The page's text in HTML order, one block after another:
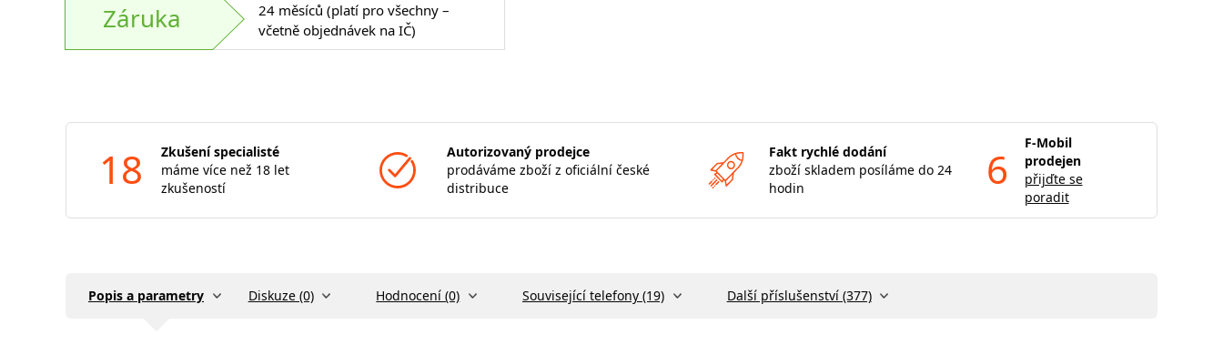
Záruka
24 měsíců (platí pro všechny –
včetně objednávek na IČ)
18
Zkušení specialisté
máme více než 18 let
zkušeností
Autorizovaný prodejce
prodáváme zboží z oficiální české
distribuce
Fakt rychlé dodání
zboží skladem posíláme do 24
hodin
6
F-Mobil
prodejen
přijďte se
poradit
Popis a parametry Diskuze (0) Hodnocení (0) Související telefony (19) Další příslušenství (377)